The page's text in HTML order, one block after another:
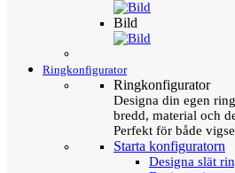
Bild
Ringkonfigurator
Ringkonfigurator
Designa din egen
bredd, material och
Perfekt för både
Starta konfiguratorn
Designa slät